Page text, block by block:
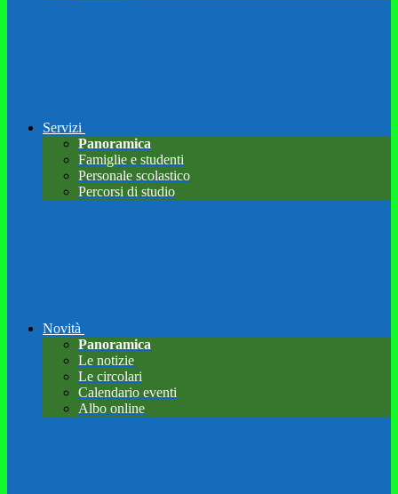
Servizi
Panoramica
Famiglie e studenti
Personale scolastico
Percorsi di studio
Novità
Panoramica
Le notizie
Le circolari
Calendario eventi
Albo online